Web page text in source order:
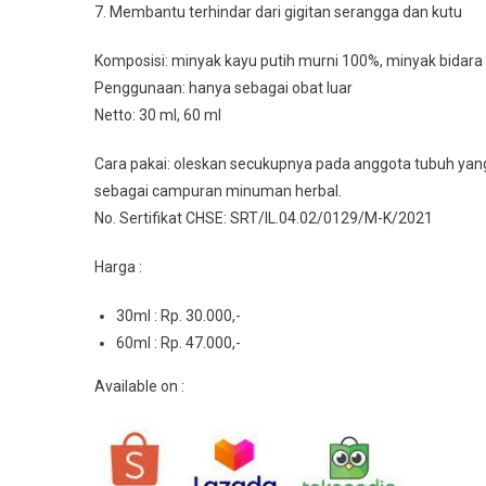
7. Membantu terhindar dari gigitan serangga dan kutu
Komposisi: minyak kayu putih murni 100%, minyak bidara
Penggunaan: hanya sebagai obat luar
Netto: 30 ml, 60 ml
Cara pakai: oleskan secukupnya pada anggota tubuh
sebagai campuran minuman herbal.
No. Sertifikat CHSE: SRT/IL.04.02/0129/M-K/2021
Harga :
30ml : Rp. 30.000,-
60ml : Rp. 47.000,-
Available on :